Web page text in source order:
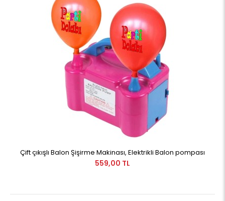
Çift çıkışlı Balon Şişirme Makinası, Elektrikli Balon pompası
559,00 TL